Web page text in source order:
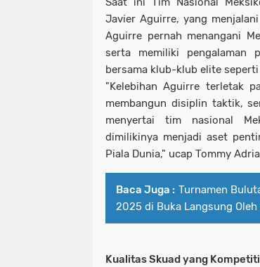
Javier Aguirre, yang
Aguirre pernah menangani
serta memiliki pengalaman
bersama klub-klub elite seperti
"Kelebihan Aguirre terletak
membangun disiplin taktik,
menyertai tim nasional
dimilikinya menjadi aset
Piala Dunia," ucap Tommy
Baca Juga : Turnamen
2025 di Buka Langsung Oleh
Kualitas Skuad yang